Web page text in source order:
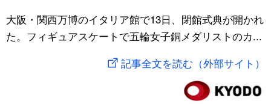
文化
動画/Live
スポーツ・東京2020
大阪・関西万博のイタリア館で13日、閉館式典が開かれ
た。フィギュアスケートで五輪女子銅メダリストのカ...
記事全文を読む（外部サイト）